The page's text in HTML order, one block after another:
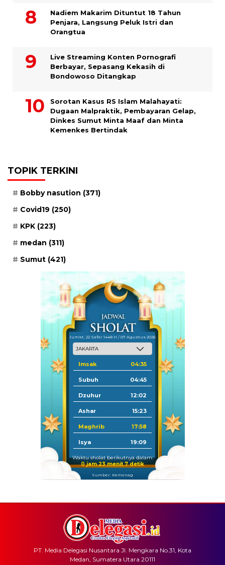
​Nadiem Makarim Dituntut 18 Tahun
Penjara, Langsung Peluk Istri dan
Orangtua
Live Streaming Konten Pornografi
Berbayar, Sepasang Kekasih di
Bondowoso Ditangkap
Sorotan Kasus RS Islam Malahayati:
Dugaan Malpraktik, Pembayaran Gelap,
Dinkes Sumut Minta Maaf dan Minta
Kemenkes Bertindak
TOPIK TERKINI
Bobby nasution (371)
Covid19 (250)
KPK (223)
medan (311)
Sumut (421)
Jum'at, 22 Safar 1448 H / 07 Agustus 2026
Imsak 04:35
Subuh 04:45
Dzuhur 12:02
Ashar 15:23
Maghrib 17:58
Isya 19:09
Waktu sholat berikutnya dalam:
0 jam 23 menit 7 detik
Sumber: Kemenag
PT. Media Delegasi Nusantara Jl. Mengkara No.31, Kota
Medan, Sumatera Utara 20111